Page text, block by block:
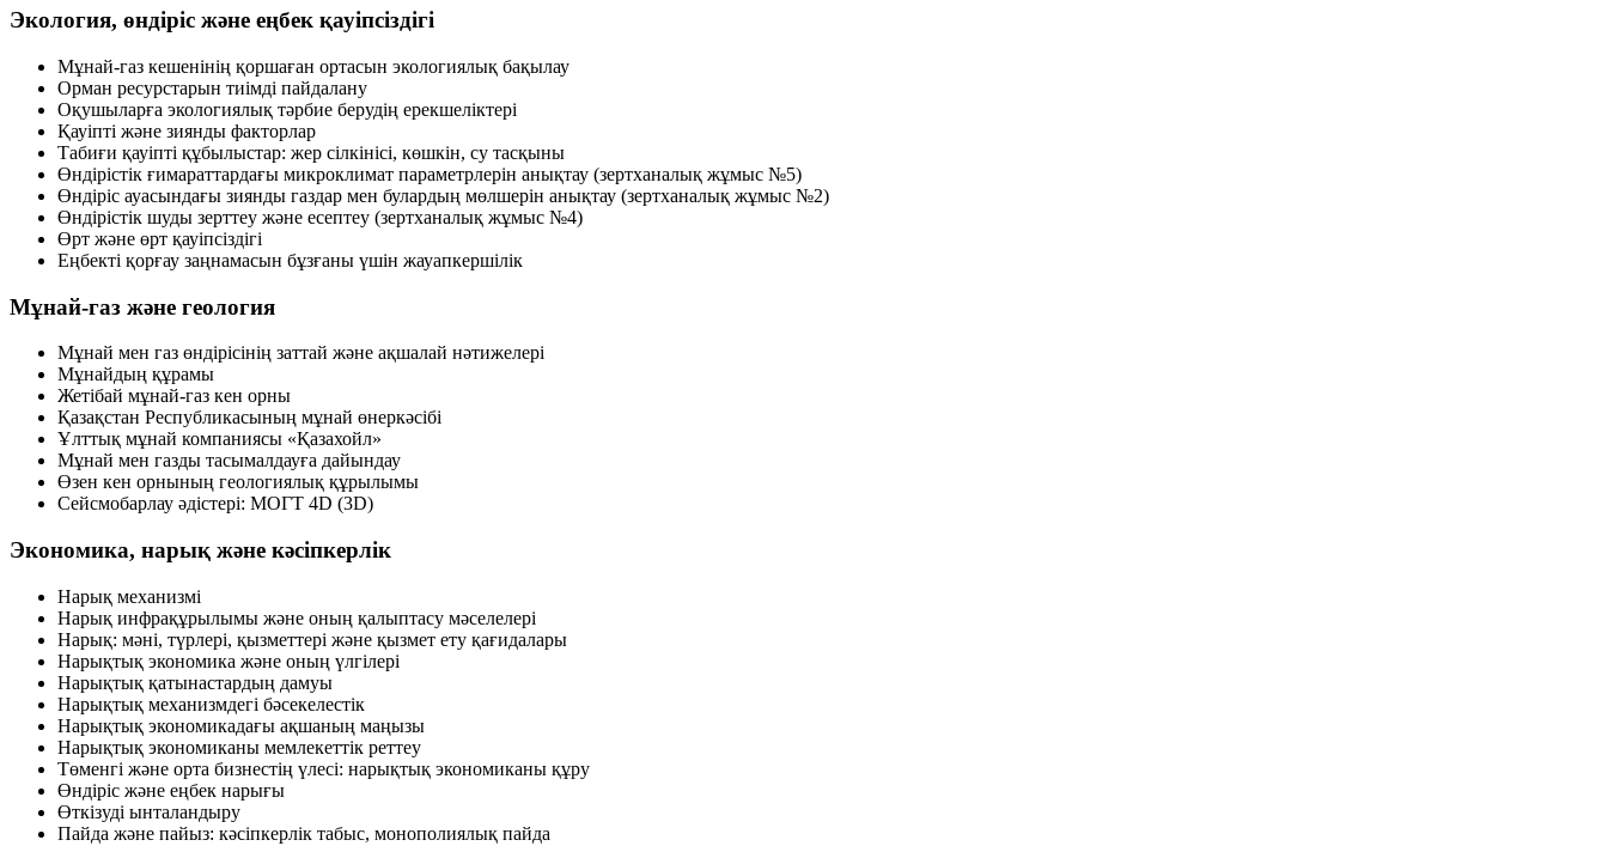
Экология, өндіріс және еңбек қауіпсіздігі
Мұнай-газ кешенінің қоршаған ортасын экологиялық бақылау
Орман ресурстарын тиімді пайдалану
Оқушыларға экологиялық тәрбие берудің ерекшеліктері
Қауіпті және зиянды факторлар
Табиғи қауіпті құбылыстар: жер сілкінісі, көшкін, су тасқыны
Өндірістік ғимараттардағы микроклимат параметрлерін анықтау (зертханалық жұмыс №5)
Өндіріс ауасындағы зиянды газдар мен булардың мөлшерін анықтау (зертханалық жұмыс №2)
Өндірістік шуды зерттеу және есептеу (зертханалық жұмыс №4)
Өрт және өрт қауіпсіздігі
Еңбекті қорғау заңнамасын бұзғаны үшін жауапкершілік
Мұнай-газ және геология
Мұнай мен газ өндірісінің заттай және ақшалай нәтижелері
Мұнайдың құрамы
Жетібай мұнай-газ кен орны
Қазақстан Республикасының мұнай өнеркәсібі
Ұлттық мұнай компаниясы «Қазахойл»
Мұнай мен газды тасымалдауға дайындау
Өзен кен орнының геологиялық құрылымы
Сейсмобарлау әдістері: МОГТ 4D (3D)
Экономика, нарық және кәсіпкерлік
Нарық механизмі
Нарық инфрақұрылымы және оның қалыптасу мәселелері
Нарық: мәні, түрлері, қызметтері және қызмет ету қағидалары
Нарықтық экономика және оның үлгілері
Нарықтық қатынастардың дамуы
Нарықтық механизмдегі бәсекелестік
Нарықтық экономикадағы ақшаның маңызы
Нарықтық экономиканы мемлекеттік реттеу
Төменгі және орта бизнестің үлесі: нарықтық экономиканы құру
Өндіріс және еңбек нарығы
Өткізуді ынталандыру
Пайда және пайыз: кәсіпкерлік табыс, монополиялық пайда